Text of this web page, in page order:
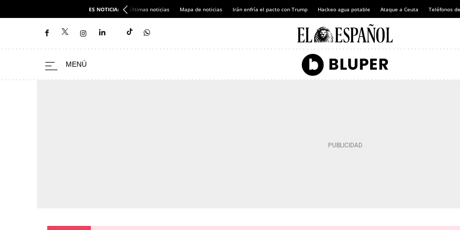
ES NOTICIA: Últimas noticias Mapa de noticias Irán enfría el pacto con Trump Hackeo agua potable Ataque a Ceuta Teléfonos